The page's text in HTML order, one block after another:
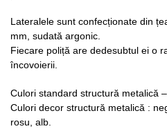
Lateralele sunt confecționate din
mm, sudată argonic.
Fiecare poliță are dedesubtul ei o
încovoierii.
Culori standard structură metalică –
Culori decor structură metalică :
rosu, alb.